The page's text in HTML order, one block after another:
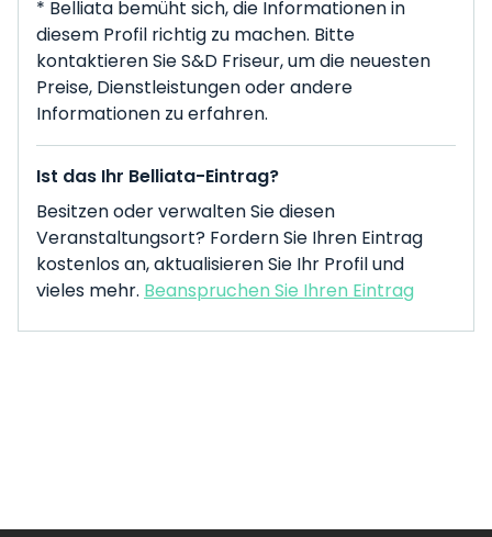
* Belliata bemüht sich, die Informationen in
diesem Profil richtig zu machen. Bitte
kontaktieren Sie S&D Friseur, um die neuesten
Preise, Dienstleistungen oder andere
Informationen zu erfahren.
Ist das Ihr Belliata-Eintrag?
Besitzen oder verwalten Sie diesen
Veranstaltungsort? Fordern Sie Ihren Eintrag
kostenlos an, aktualisieren Sie Ihr Profil und
vieles mehr. Beanspruchen Sie Ihren Eintrag